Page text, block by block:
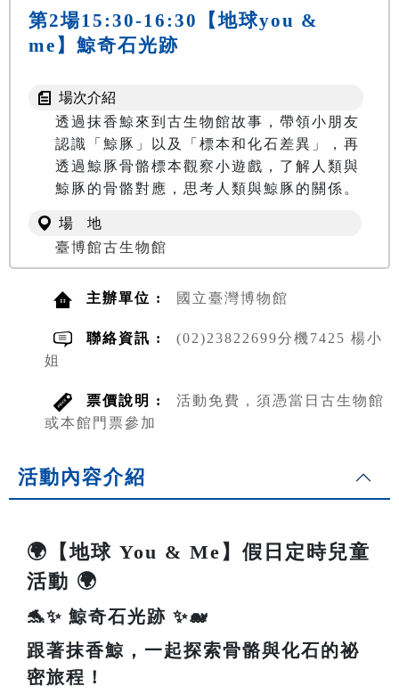
第2場15:30-16:30【地球you &
me】鯨奇石光跡
場次介紹
透過抹香鯨來到古生物館故事，帶領小朋友
認識「鯨豚」以及「標本和化石差異」，再
透過鯨豚骨骼標本觀察小遊戲，了解人類與
場 地
臺博館古生物館
主辦單位 : 國立臺灣博物館
聯絡資訊 :
(02)23822699分機7425 楊小
姐
票價說明 :
活動免費，須憑當日古生物館
或本館門票參加
活動內容介紹
🌍【地球 You & Me】假日定時兒童
活動 🌍
🐬✨ 鯨奇石光跡 ✨🐋
跟著抹香鯨，一起探索骨骼與化石的祕
密旅程！